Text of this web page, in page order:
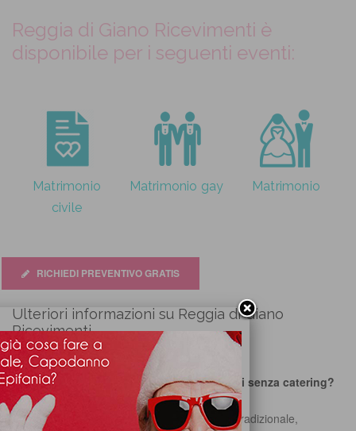
Reggia di Giano Ricevimenti è
disponibile per i seguenti eventi:
Matrimonio
civile
Matrimonio gay Matrimonio
RICHIEDI PREVENTIVO GRATIS
Ulteriori informazioni su Reggia di Giano
Ricevimenti
Si ospita più di un evento al giorno?
È possibile affittare solo la sala ricevimenti senza catering?
Sì
Che tipo di cucina offre la sala?Naturale, Tradizionale,